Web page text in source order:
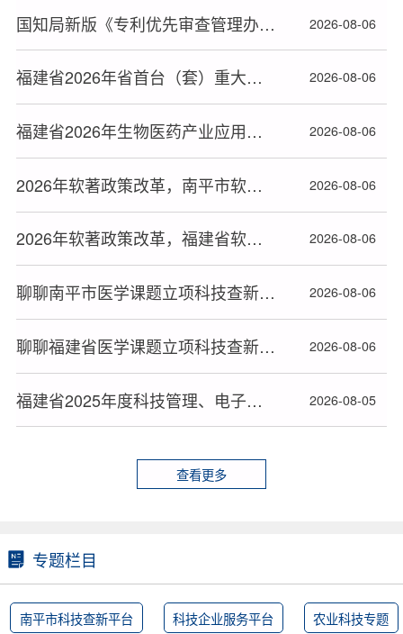
国知局新版《专利优先审查管理办法》2026年9月1日起施行 2026-08-06
福建省2026年省首台（套）重大技术装备补助资金拟补助对象名单的公示 2026-08-06
福建省2026年生物医药产业应用基础平台拟奖补名单的公示 2026-08-06
2026年软著政策改革，南平市软件著作权办理高效下证指南 2026-08-06
2026年软著政策改革，福建省软件著作权办理高效下证指南 2026-08-06
聊聊南平市医学课题立项科技查新报告那些事 2026-08-06
聊聊福建省医学课题立项科技查新报告那些事 2026-08-06
福建省2025年度科技管理、电子专业工程师评审通过人员公示 2026-08-05
查看更多
专题栏目
南平市科技查新平台 科技企业服务平台 农业科技专题